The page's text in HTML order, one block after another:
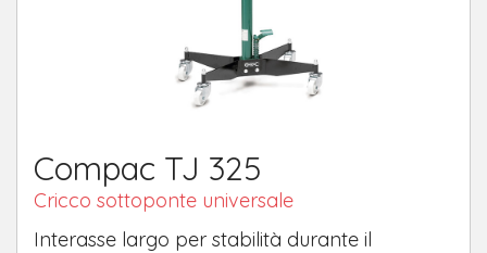
Compac TJ 325
Cricco sottoponte universale
Interasse largo per stabilità durante il